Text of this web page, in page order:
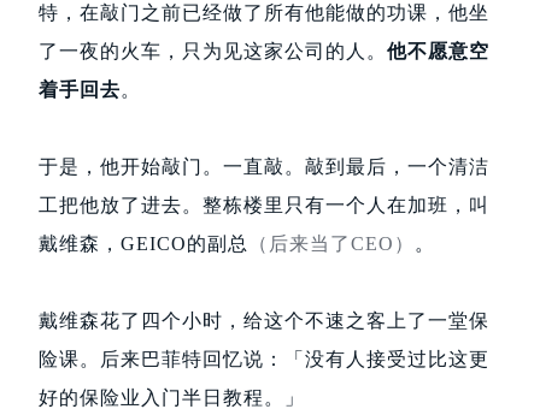
特，在敲门之前已经做了所有他能做的功课，他坐
了一夜的火车，只为见这家公司的人。 他不愿意空
着手回去。
于是，他开始敲门。一直敲。敲到最后，一个清洁
工把他放了进去。整栋楼里只有一个人在加班，叫
戴维森，GEICO的副总
（后来当了CEO） 。
戴维森花了四个小时，给这个不速之客上了一堂保
险课。后来巴菲特回忆说：「没有人接受过比这更
好的保险业入门半日教程。」